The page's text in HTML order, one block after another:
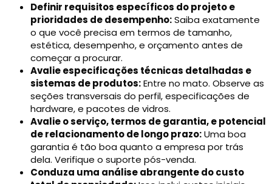
Definir requisitos específicos do projeto e
prioridades de desempenho:Saiba exatamente
o que você precisa em termos de tamanho,
estética, desempenho, e orçamento antes de
começar a procurar.
Avalie especificações técnicas detalhadas e
sistemas de produtos:Entre no mato. Observe as
seções transversais do perfil, especificações de
hardware, e pacotes de vidros.
Avalie o serviço, termos de garantia, e potencial
de relacionamento de longo prazo:Uma boa
garantia é tão boa quanto a empresa por trás
dela. Verifique o suporte pós-venda.
Conduza uma análise abrangente do custo